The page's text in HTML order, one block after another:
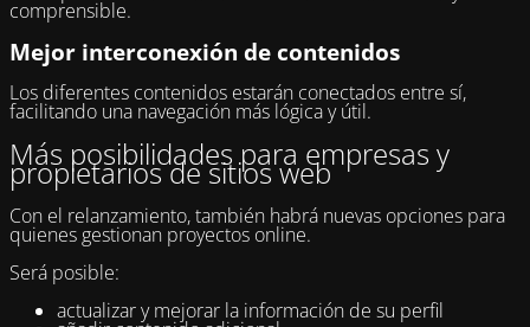
comprensible.
Mejor interconexión de contenidos
Los diferentes contenidos estarán conectados entre sí,
facilitando una navegación más lógica y útil.
Más posibilidades para empresas y
propietarios de sitios web
Con el relanzamiento, también habrá nuevas opciones para
quienes gestionan proyectos online.
Será posible:
actualizar y mejorar la información de su perfil